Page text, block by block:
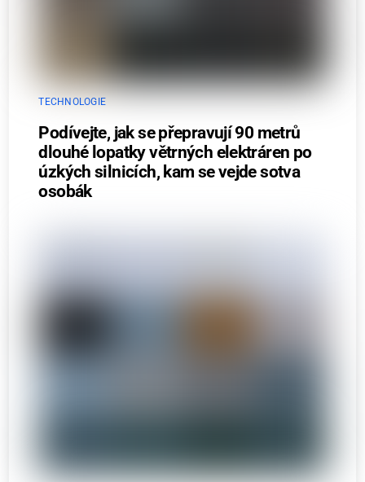
TECHNOLOGIE
Podívejte, jak se přepravují 90 metrů
dlouhé lopatky větrných elektráren po
úzkých silnicích, kam se vejde sotva
osobák